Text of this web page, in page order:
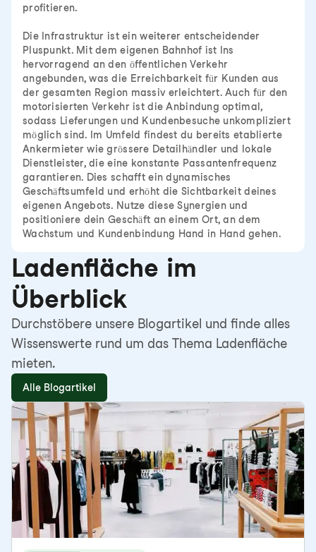
profitieren.
Die Infrastruktur ist ein weiterer entscheidender
Pluspunkt. Mit dem eigenen Bahnhof ist Ins
hervorragend an den öffentlichen Verkehr
angebunden, was die Erreichbarkeit für Kunden aus
der gesamten Region massiv erleichtert. Auch für den
motorisierten Verkehr ist die Anbindung optimal,
sodass Lieferungen und Kundenbesuche unkompliziert
möglich sind. Im Umfeld findest du bereits etablierte
Ankermieter wie grössere Detailhändler und lokale
Dienstleister, die eine konstante Passantenfrequenz
garantieren. Dies schafft ein dynamisches
Geschäftsumfeld und erhöht die Sichtbarkeit deines
eigenen Angebots. Nutze diese Synergien und
positioniere dein Geschäft an einem Ort, an dem
Wachstum und Kundenbindung Hand in Hand gehen.
Ladenfläche im
Überblick
Durchstöbere unsere Blogartikel und finde alles
Wissenswerte rund um das Thema Ladenfläche
mieten.
Alle Blogartikel